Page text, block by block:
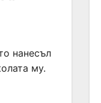
нанесъл
му.